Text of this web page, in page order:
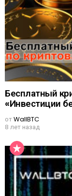
Бесплатный
«Инвестиции
отWallBTC
8 лет назад